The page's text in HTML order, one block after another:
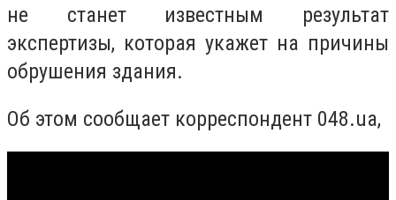
не станет известным результат
экспертизы, которая укажет на причины
обрушения здания.
Об этом сообщает корреспондент 048.ua,